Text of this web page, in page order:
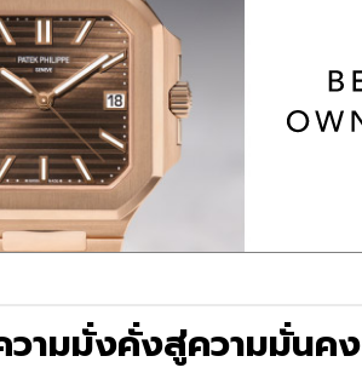
ามมั่งคั่งสู่ความมั่นคง